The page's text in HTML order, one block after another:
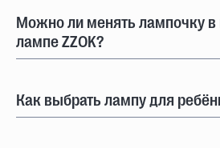
Можно ли менять лампочку в
лампе ZZOK?
Как выбрать лампу для